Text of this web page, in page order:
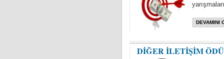
DEVAMINI
DİĞER İLETİŞİM